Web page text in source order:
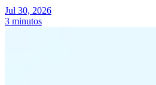
Jul 30, 2026
3 minutos